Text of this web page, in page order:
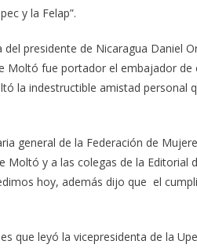
y la Felap”.
presidente de Nicaragua Daniel
Moltó fue portador el embajador de
la indestructible amistad personal
general de la Federación de
Moltó y a las colegas de la
hoy, además dijo que el
que leyó la vicepresidenta de la